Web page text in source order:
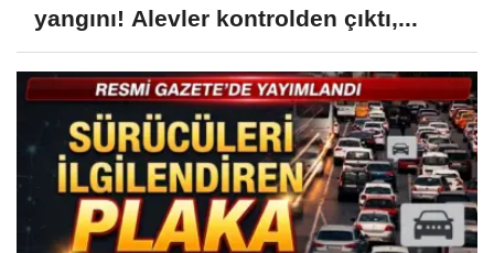
yangını! Alevler kontrolden çıktı,...